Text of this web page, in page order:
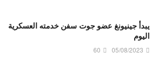
يبدأ جينيونغ عضو جوت سفن خدمته العسكرية
اليوم
05/08/2023
60